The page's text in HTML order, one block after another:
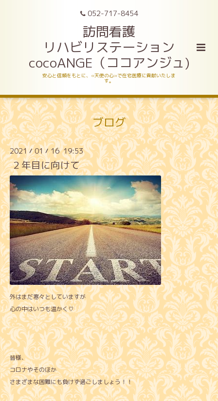
052-717-8454
訪問看護
リハビリステーション
cocoANGE（ココアンジュ)
安心と信頼をもとに、«天使の心»で在宅医療に貢献いたしま
す。
ブログ
2021 /01/16 19:53
２年目に向けて
外はまだ寒々としていますが
心の中はいつも温かく♡
皆様、
コロナやそのほか
さまざまな困難にも負けず過ごしましょう！！